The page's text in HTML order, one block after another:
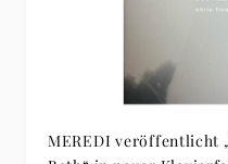
MEREDI veröffentlicht